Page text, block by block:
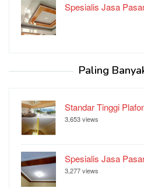
Spesialis Jasa
Paling
Standar Tinggi
3,653 views
Spesialis Jasa
3,277 views